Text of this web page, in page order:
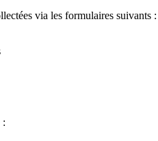
via les formulaires suivants :
: